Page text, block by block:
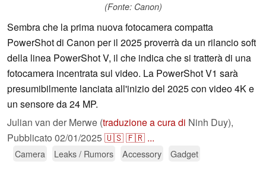
(Fonte: Canon)
Sembra che la prima nuova fotocamera compatta
PowerShot di Canon per il 2025 proverrà da un rilancio soft
della linea PowerShot V, il che indica che si tratterà di una
fotocamera incentrata sul video. La PowerShot V1 sarà
presumibilmente lanciata all'inizio del 2025 con video 4K e
un sensore da 24 MP.
Julian van der Merwe (traduzione a cura di Ninh Duy),
Pubblicato 02/01/2025🇺🇸🇫🇷 ...
Camera Leaks / Rumors Accessory Gadget